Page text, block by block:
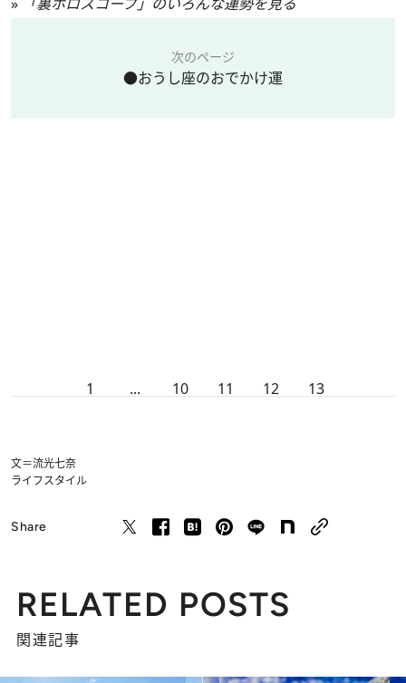
次のページ
●おうし座のおでかけ運
1 ... 10 11 12 13
文＝流光七奈
ライフスタイル
Share
RELATED POSTS
関連記事